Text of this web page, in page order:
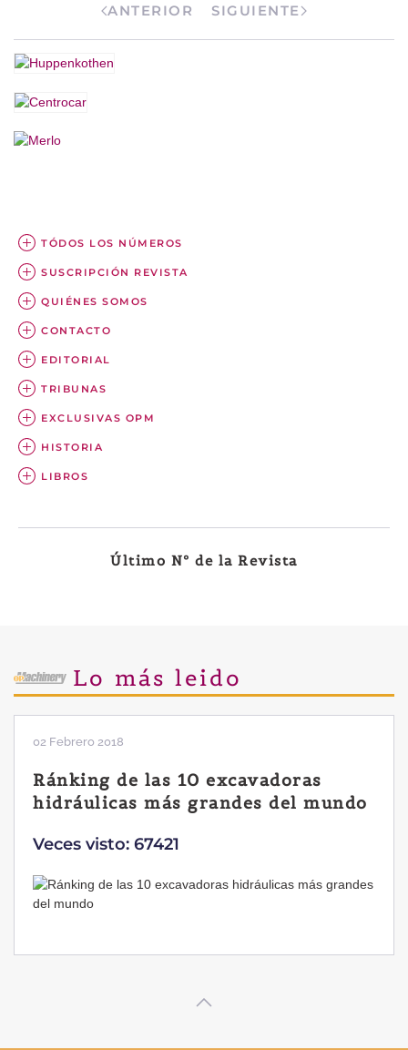
ANTERIOR SIGUIENTE
TÓDOS LOS NÚMEROS
SUSCRIPCIÓN REVISTA
QUIÉNES SOMOS
CONTACTO
EDITORIAL
TRIBUNAS
EXCLUSIVAS OPM
HISTORIA
LIBROS
Último Nº de la Revista
Lo más leido
02 Febrero 2018
Ránking de las 10 excavadoras
hidráulicas más grandes del mundo
Veces visto: 67421